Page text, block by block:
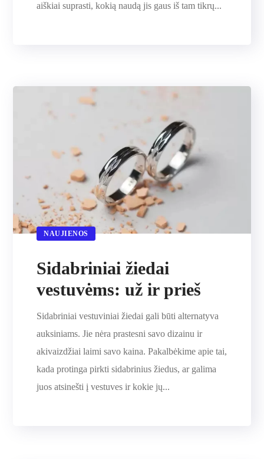
aiškiai suprasti, kokią naudą jis gaus iš tam tikrų...
NAUJIENOS
Sidabriniai žiedai
vestuvėms: už ir prieš
Sidabriniai vestuviniai žiedai gali būti alternatyva
auksiniams. Jie nėra prastesni savo dizainu ir
akivaizdžiai laimi savo kaina. Pakalbėkime apie tai,
kada protinga pirkti sidabrinius žiedus, ar galima
juos atsinešti į vestuves ir kokie jų...